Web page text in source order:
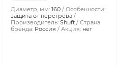
Диаметр, мм: 160
Особенности:
защита от перегрева
Производитель: Shuft
Страна
бренда: Россия Акция: нет